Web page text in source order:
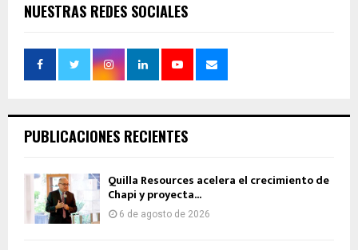
NUESTRAS REDES SOCIALES
PUBLICACIONES RECIENTES
Quilla Resources acelera el crecimiento de
Chapi y proyecta...
6 de agosto de 2026